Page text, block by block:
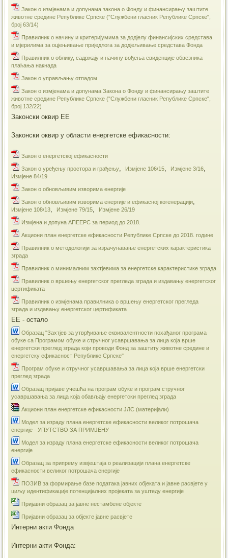
Закон о измјенама и допунама закона о Фонду и финансирању заштите
животне средине Републике Српске ("Службени гласник Републике Српске",
број 63/14)
Правилник о начину и критеријумима за додјелу финансијских средстава
и мјерилима за оцјењивање приједлога за додјељивање средстава Фонда
Правилник о облику, садржају и начину вођења евиденције обвезника
плаћања накнада
Закон о управљању отпадом
Закон о измјенама и допунама Закона о Фонду и финансирању заштите
животне средине Републике Српске ("Службени гласник Републике Српске",
број 132/22)
Законски оквир ЕЕ
Законски оквир у области енергетске ефикасности:
Закон о енергетској ефикасности
Закон о уређењу простора и грађењу, Измјене 106/15, Измјене 3/16,
Измјене 84/19
​Закон о обновљивим изворима енергије
​Закон о обновљивим изворима енергије и ефикасној когенерацији,
Измјене 108/13, Измјене 79/15, Измјене 26/19
Измјена и допуна АПЕЕРС за период до 2018.
Акциони план енергетске ефикасности Републике Српске до 2018. године
Правилник о методологији за израчунавање енергетских карактеристика
зграда
Правилник о минималним захтјевима за енергетске карактеристике зграда
Правилник о вршењу енергетског прегледа зграда и издавању енергетског
цертификата
Правилник о измјенама правилника о вршењу енергетског прегледа
зграда и издавању енергетског цертификата
ЕЕ - остало
Образац "Захтјев за утврђивање еквивалентности похађаног програма
обуке са Програмом обуке и стручног усавршавања за лица која врше
енергетски преглед зграда који проводи Фонд за заштиту животне средине и
енергетску ефикасност Републике Српске"
Програм обуке и стручног усавршавања за лица која врше енергетски
преглед зграда
Образац пријаве учешћа на програм обуке и програм стручног
усавршавања за лица која обављају енергетски преглед зграда
Акциони план енергетске ефикасности ЈЛС (материјали)
​Модел за израду плана енергетске ефикасности великог потрошача
енергије - УПУТСТВО ЗА ПРИМЈЕНУ
Модел за израду плана енергетске ефикасности великог потрошача
енергије
Образац за припрему извјештаја о реализацији плана енергетске
ефикасности великог потрошача енергије
ПОЗИВ за формирање базе података јавних објеката и јавне расвјете у
циљу идентификације потенцијалних пројеката за уштеду енергије
Пријавни образац за јавне нестамбене објекте
Пријавни образац за објекте јавне расвјете
Интерни акти Фонда
Интерни акти Фонда: